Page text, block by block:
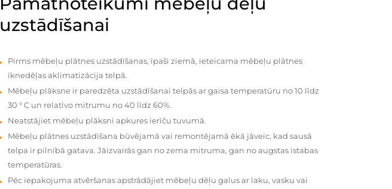
uzstādīšanai
Pirms mēbeļu plātnes uzstādīšanas, īpaši ziemā, ieteicama mēbeļu plātnes
iknedēļas aklimatizācija telpā.
Mēbeļu plāksne ir paredzēta uzstādīšanai telpās ar gaisa temperatūru no 10 līdz
30 ° C un relatīvo mitrumu no 40 līdz 60%.
Neatstājiet mēbeļu plāksni apkures ierīču tuvumā.
Mēbeļu plātnes uzstādīšana būvējamā vai remontējamā ēkā jāveic, kad sausā
telpa ir pilnībā gatava. Jāizvairās gan no zema mitruma, gan no augstas istabas
temperatūras.
Pēc iepakojuma atvēršanas apstrādājiet mēbeļu dēļu galus ar laku, vasku vai